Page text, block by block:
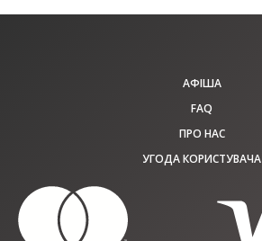
АФІША
FAQ
ПРО НАС
УГОДА КОРИСТУВАЧА